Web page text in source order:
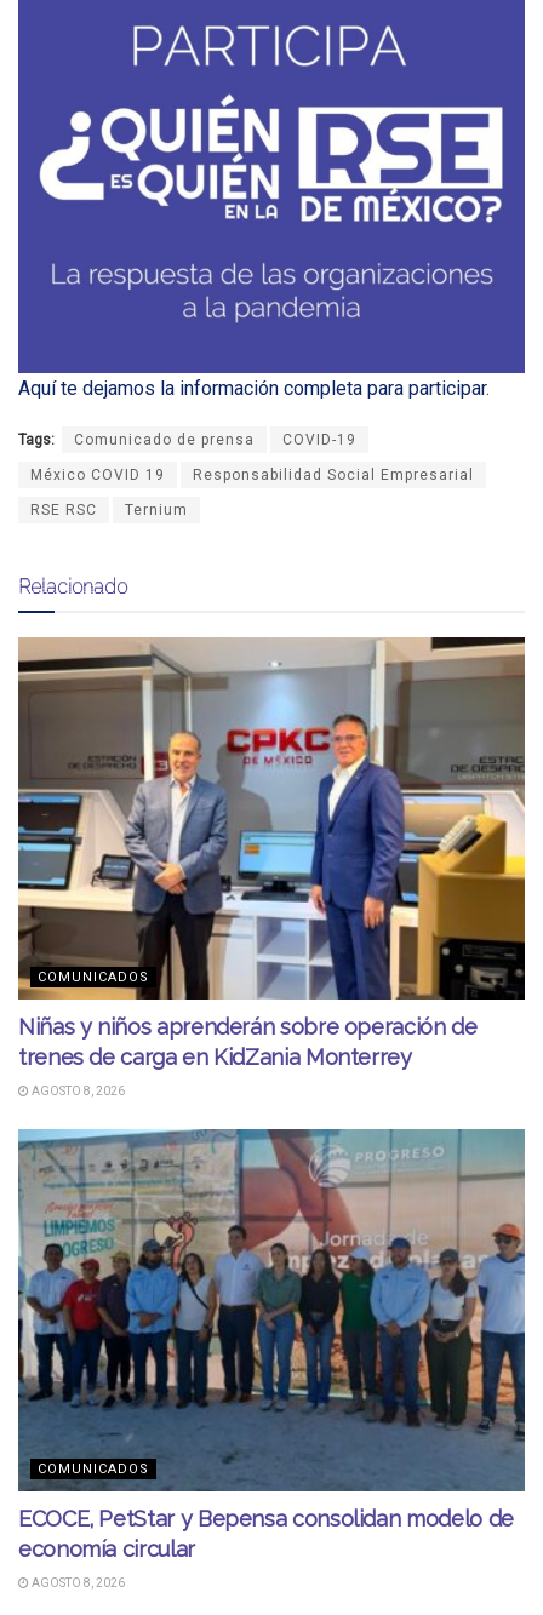
Aquí te dejamos la información completa para participar.
Tags: Comunicado de prensa COVID-19
México COVID 19 Responsabilidad Social Empresarial
RSE RSC Ternium
Relacionado
COMUNICADOS
Niñas y niños aprenderán sobre operación de
trenes de carga en KidZania Monterrey
AGOSTO 8, 2026
COMUNICADOS
ECOCE, PetStar y Bepensa consolidan modelo de
economía circular
AGOSTO 8, 2026